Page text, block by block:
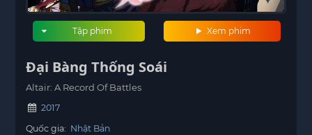
Xem phim
Tập phim
Đại Bàng Thống Soái
Altair: A Record Of Battles
2017
Quốc gia: Nhật Bản